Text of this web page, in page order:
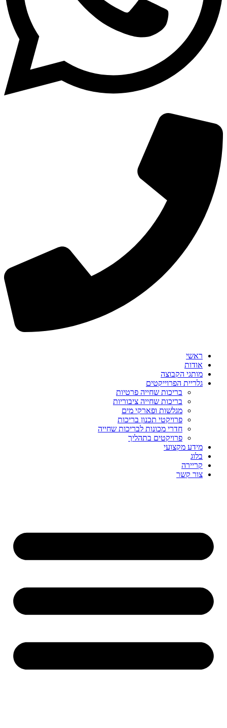
ראשי
אודות
מותגי הקבוצה
גלריית הפרוייקטים
בריכות שחייה פרטיות
בריכות שחייה ציבוריות
מגלשות ופארקי מים
פרויקטי תכנון בריכות
חדרי מכונות לבריכות שחייה
פרויקטים בתהליך
מידע מקצועי
בלוג
קריירה
צור קשר